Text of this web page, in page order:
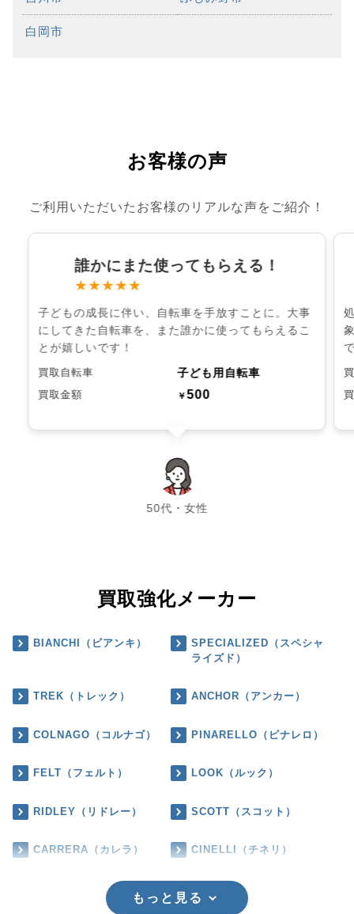
白岡市
お客様の声
ご利用いただいたお客様のリアルな声をご紹介！
誰かにまた使ってもらえる！
★★★★★
子どもの成長に伴い、自転車を手放すことに。大事
にしてきた自転車を、また誰かに使ってもらえるこ
とが嬉しいです！
買取自転車 子ども用自転車
買取金額 ￥500
50代・女性
chevron_left chevron_right
買取強化メーカー
BIANCHI（ビアンキ）
SPECIALIZED（スペシャ
ライズド）
TREK（トレック） ANCHOR（アンカー）
COLNAGO（コルナゴ） PINARELLO（ピナレロ）
FELT（フェルト） LOOK（ルック）
RIDLEY（リドレー） SCOTT（スコット）
CARRERA（カレラ） CINELLI（チネリ）
もっと見る